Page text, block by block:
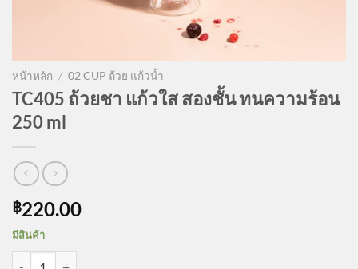
หน้าหลัก / 02 CUP ถ้วย แก้วน้ำ
TC405 ถ้วยชา แก้วใส สองชั้น ทนความร้อน
250 ml
฿220.00
มีสินค้า